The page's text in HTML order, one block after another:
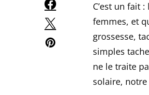
C’est un fait
femmes, et
grossesse,
simples
ne le traite
solaire,